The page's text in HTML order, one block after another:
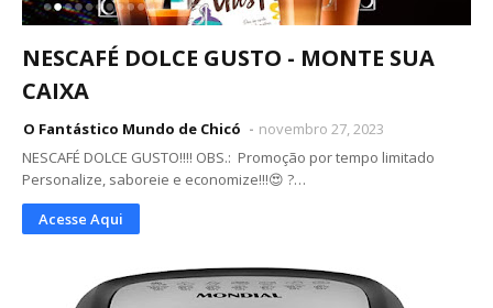
NESCAFÉ DOLCE GUSTO - MONTE SUA
CAIXA
O Fantástico Mundo de Chicó
novembro 27, 2023
NESCAFÉ DOLCE GUSTO!!!! OBS.: Promoção por tempo limitado
Personalize, saboreie e economize!!!😍 ?…
Acesse Aqui